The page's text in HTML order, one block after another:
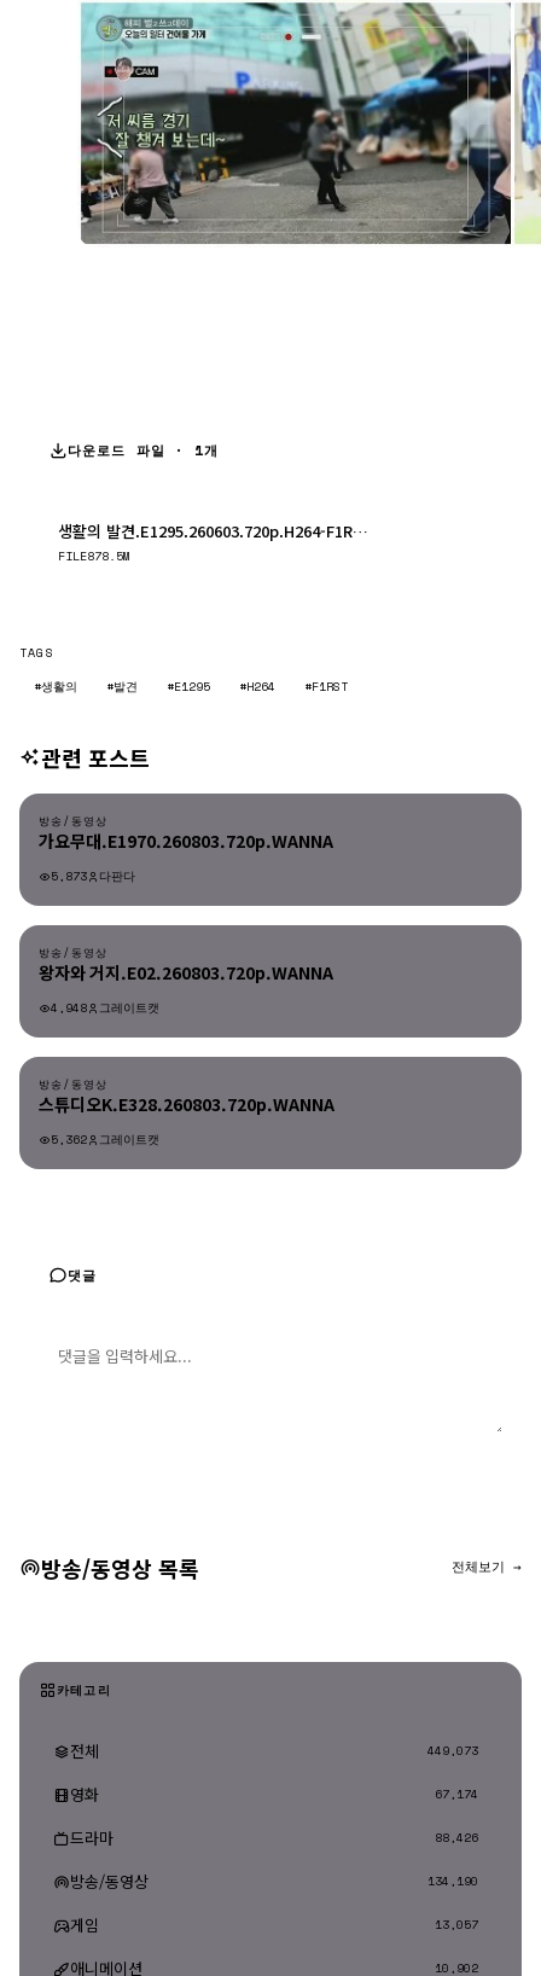
다운로드 파일 · 1개
생활의 발견.E1295.260603.720p.H264-F1RST.mp4
FILE878.5M
TAGS
#생활의
#발견 #E1295 #H264 #F1RST
관련 포스트
방송/동영상
방송/동영상
가요무대.E1970.260803.720p.WANNA
5,873 다판다
방송/동영상
왕자와 거지.E02.260803.720p.WANNA
4,948 그레이트캣
방송/동영상
스튜디오K.E328.260803.720p.WANNA
5,362 그레이트캣
댓글
방송/동영상 목록 전체보기 →
카테고리
전체 449,073
영화 67,174
드라마 88,426
방송/동영상 134,190
게임 13,057
애니메이션 10,902